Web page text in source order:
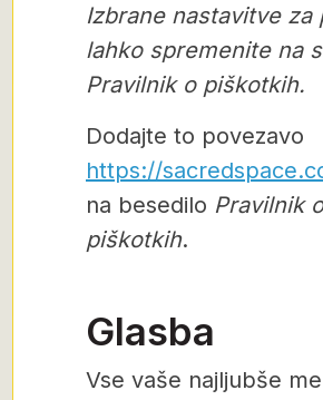
Izbrane nastavitve za
lahko spremenite na
Pravilnik o piškotkih.
Dodajte to povezavo
https://
na besedilo Pravilnik o
piškotkih.
Glasba
Vse vaše najljubše